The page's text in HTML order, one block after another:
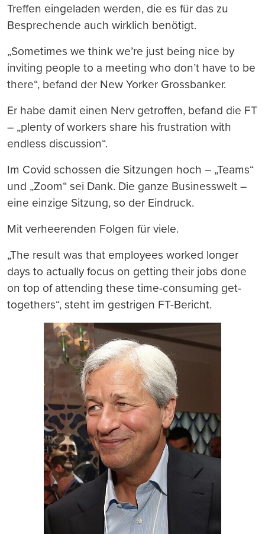
Treffen eingeladen werden, die es für das zu
Besprechende auch wirklich benötigt.
„Sometimes we think we’re just being nice by
inviting people to a meeting who don’t have to be
there“, befand der New Yorker Grossbanker.
Er habe damit einen Nerv getroffen, befand die FT
– „plenty of workers share his frustration with
endless discussion“.
Im Covid schossen die Sitzungen hoch – „Teams“
und „Zoom“ sei Dank. Die ganze Businesswelt –
eine einzige Sitzung, so der Eindruck.
Mit verheerenden Folgen für viele.
„The result was that employees worked longer
days to actually focus on getting their jobs done
on top of attending these time-consuming get-
togethers“, steht im gestrigen FT-Bericht.